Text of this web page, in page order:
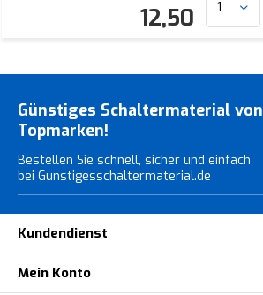
12,50
Günstiges Schaltermaterial von
Topmarken!
Bestellen Sie schnell, sicher und einfach
bei Gunstigesschaltermaterial.de
Kundendienst
Mein Konto